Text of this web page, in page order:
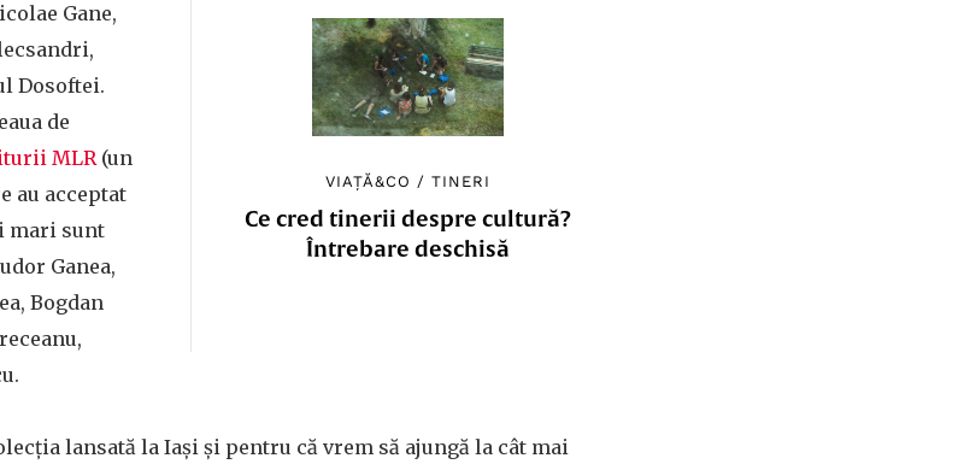
VIAȚĂ&CO /TINERI
Ce cred tinerii despre cultură?
Întrebare deschisă
Gane,
Dosoftei.
de
MLR(un
au acceptat
mari sunt
Ganea,
Bogdan
lansată la Iași și pentru că vrem să ajungă la cât mai